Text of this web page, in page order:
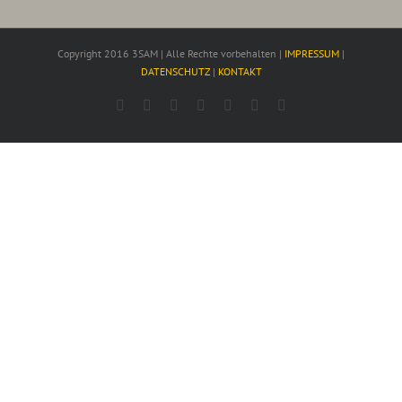
Copyright 2016 3SAM | Alle Rechte vorbehalten | IMPRESSUM |
DATENSCHUTZ| KONTAKT
Facebook TwitterYouTubeInstagramPinterest